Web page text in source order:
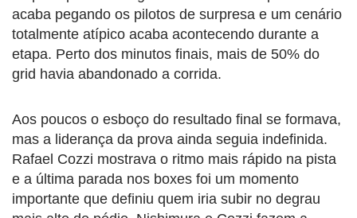
acaba pegando os pilotos de surpresa e um cenário
totalmente atípico acaba acontecendo durante a
etapa. Perto dos minutos finais, mais de 50% do
grid havia abandonado a corrida.
Aos poucos o esboço do resultado final se formava,
mas a liderança da prova ainda seguia indefinida.
Rafael Cozzi mostrava o ritmo mais rápido na pista
e a última parada nos boxes foi um momento
importante que definiu quem iria subir no degrau